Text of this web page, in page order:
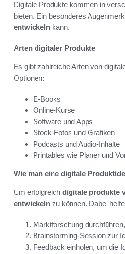
Digitale Produkte kommen in
bieten. Ein besonderes
entwickeln kann.
Arten digitaler Produkte
Es gibt zahlreiche Arten von
Optionen:
E-Books
Online-Kurse
Software und Apps
Stock-Fotos und Grafiken
Podcasts und Audio-Inhalte
Printables wie Planer und
Wie man eine digitale
Um erfolgreich digitale produkte
entwickeln zu können. Dabei
Marktforschung
Brainstorming-Session zur
Feedback einholen, um die